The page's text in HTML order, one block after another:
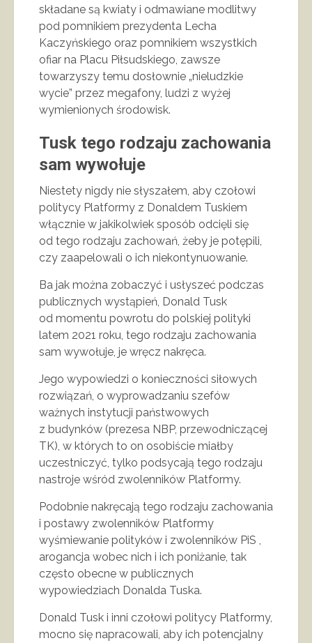
składane są kwiaty i odmawiane modlitwy
pod pomnikiem prezydenta Lecha
Kaczyńskiego oraz pomnikiem wszystkich
ofiar na Placu Piłsudskiego, zawsze
towarzyszy temu dosłownie „nieludzkie
wycie” przez megafony, ludzi z wyżej
wymienionych środowisk.
Tusk tego rodzaju zachowania
sam wywołuje
Niestety nigdy nie słyszałem, aby czołowi
politycy Platformy z Donaldem Tuskiem
włącznie w jakikolwiek sposób odcięli się
od tego rodzaju zachowań, żeby je potępili,
czy zaapelowali o ich niekontynuowanie.
Ba jak można zobaczyć i usłyszeć podczas
publicznych wystąpień, Donald Tusk
od momentu powrotu do polskiej polityki
latem 2021 roku, tego rodzaju zachowania
sam wywołuje, je wręcz nakręca.
Jego wypowiedzi o konieczności siłowych
rozwiązań, o wyprowadzaniu szefów
ważnych instytucji państwowych
z budynków (prezesa NBP, przewodniczącej
TK), w których to on osobiście miałby
uczestniczyć, tylko podsycają tego rodzaju
nastroje wśród zwolenników Platformy.
Podobnie nakręcają tego rodzaju zachowania
i postawy zwolenników Platformy
wyśmiewanie polityków i zwolenników PiS ,
arogancja wobec nich i ich poniżanie, tak
często obecne w publicznych
wypowiedziach Donalda Tuska.
Donald Tusk i inni czołowi politycy Platformy,
mocno się napracowali, aby ich potencjalny